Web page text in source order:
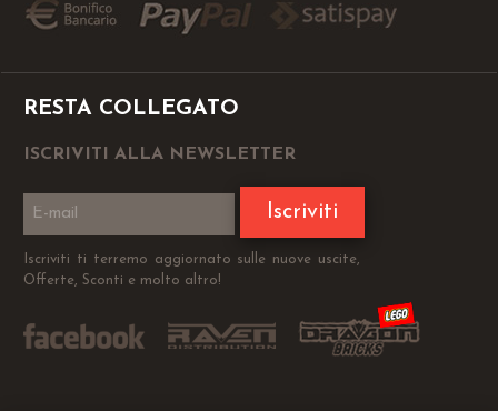
RESTA COLLEGATO
ISCRIVITI ALLA NEWSLETTER
Iscriviti
Iscriviti ti terremo aggiornato sulle nuove uscite,
Offerte, Sconti e molto altro!